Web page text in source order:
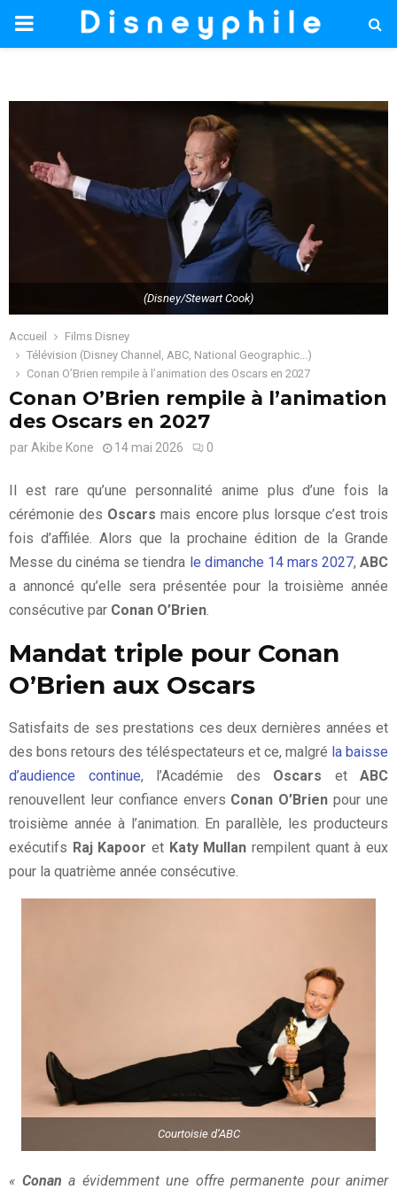
PRIMARY
(Disney/Stewart Cook)
Accueil
Films Disney
Télévision (Disney Channel, ABC, National Geographic...)
Conan O’Brien rempile à l’animation des Oscars en 2027
Conan O’Brien rempile à l’animation
des Oscars en 2027
par Akibe Kone 14 mai 2026 0
Il est rare qu’une personnalité anime plus d’une fois la
cérémonie des Oscars mais encore plus lorsque c’est trois
fois d’affilée. Alors que la prochaine édition de la Grande
Messe du cinéma se tiendra le dimanche 14 mars 2027,ABC
a annoncé qu’elle sera présentée pour la troisième année
consécutive par Conan O’Brien
Mandat triple pour Conan
O’Brien aux Oscars
Satisfaits de ses prestations ces deux dernières années et
des bons retours des téléspectateurs et ce, malgré la baisse
d’audience continue, l’Académie des Oscars et ABC
renouvellent leur confiance envers Conan O’Brien pour une
troisième année à l’animation. En parallèle, les producteurs
exécutifs Raj Kapoor et Katy Mullan rempilent quant à eux
pour la quatrième année consécutive.
Courtoisie d’ABC
« Conan a évidemment une offre permanente pour animer